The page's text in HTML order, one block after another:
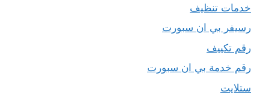
خدمات تنظيف
رسيفر بي ان سبورت
رقم تكييف
رقم خدمة بي ان سبورت
ستلايت